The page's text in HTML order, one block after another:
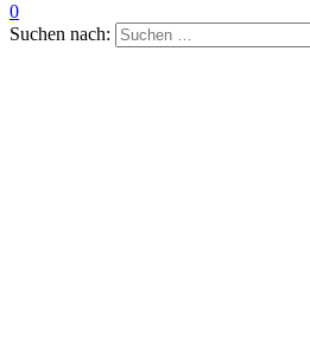
0
Suchen nach: